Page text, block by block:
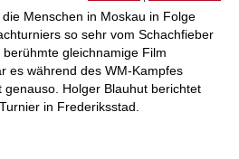
Menschen in Moskau in Folge
so sehr vom Schachfieber
gleichnamige Film
es während des WM-Kampfes
Holger Blauhut berichtet
in Frederiksstad.